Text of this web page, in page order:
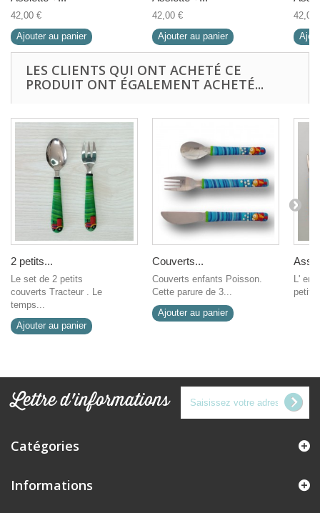
42,00 €
Ajouter au panier
42,00 €
Ajouter au panier
42,00
LES CLIENTS QUI ONT ACHETÉ CE
PRODUIT ONT ÉGALEMENT ACHETÉ...
2 petits...
Le set de 2 petits
couverts Tracteur . Le
temps...
Ajouter au panier
Couverts...
Couverts enfants Poisson.
Cette parure de 3...
Ajouter au panier
L'
petit
Lettre d'informations
Catégories
Informations